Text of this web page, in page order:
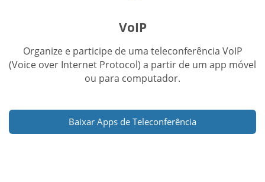
VoIP
Organize e participe de uma teleconferência VoIP
(Voice over Internet Protocol) a partir de um app móvel
ou para computador.
Baixar Apps de Teleconferência